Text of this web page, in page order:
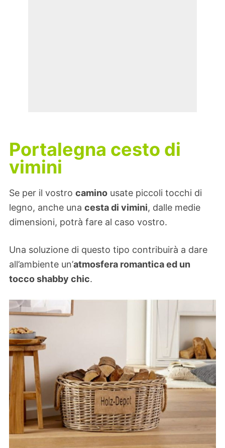
Portalegna cesto di
vimini
Se per il vostro camino usate piccoli tocchi di
legno, anche una cesta di vimini, dalle medie
dimensioni, potrà fare al caso vostro.
Una soluzione di questo tipo contribuirà a dare
all’ambiente un’atmosfera romantica ed un
tocco shabby chic.